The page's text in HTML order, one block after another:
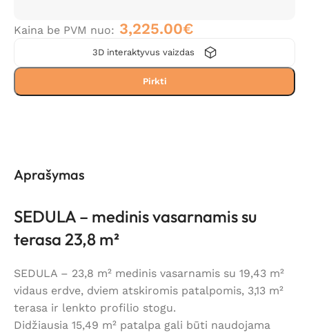
Kaina be PVM nuo: 3,225.00€
Pirkti
3D interaktyvus vaizdas
Aprašymas
SEDULA – medinis vasarnamis su
terasa 23,8 m²
SEDULA – 23,8 m² medinis vasarnamis su 19,43 m²
vidaus erdve, dviem atskiromis patalpomis, 3,13 m²
terasa ir lenkto profilio stogu.
Didžiausia 15,49 m² patalpa gali būti naudojama